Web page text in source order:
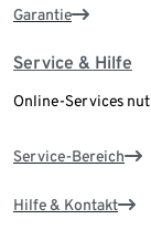
Garantie
Service & Hilfe
Online-Services
Service-Bereich
Hilfe & Kontakt